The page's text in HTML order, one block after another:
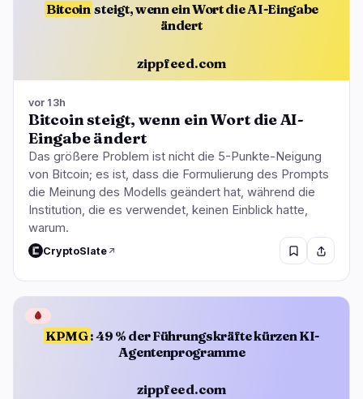
Bitcoin steigt, wenn ein Wort die AI-Eingabe
ändert
zippfeed.com
vor 13h
Bitcoin steigt, wenn ein Wort die AI-
Eingabe ändert
Das größere Problem ist nicht die 5-Punkte-Neigung
von Bitcoin; es ist, dass die Formulierung des Prompts
die Meinung des Modells geändert hat, während die
Institution, die es verwendet, keinen Einblick hatte,
warum.
CryptoSlate
KPMG: 49 % der Führungskräfte kürzen KI-
Agentenprogramme
zippfeed.com
🩸